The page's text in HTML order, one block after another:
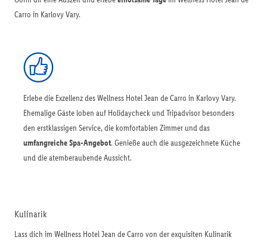
Carro in Karlovy Vary.
Erlebe die Exzellenz des Wellness Hotel Jean de Carro in Karlovy Vary.
Ehemalige Gäste loben auf Holidaycheck und Tripadvisor besonders
den erstklassigen Service, die komfortablen Zimmer und das
umfangreiche Spa-Angebot. Genieße auch die ausgezeichnete Küche
und die atemberaubende Aussicht.
Kulinarik
Lass dich im Wellness Hotel Jean de Carro von der exquisiten Kulinarik